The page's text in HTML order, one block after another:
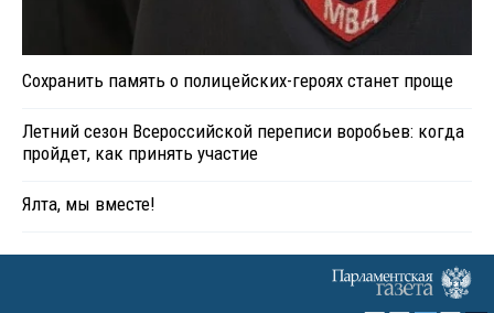
Сохранить память о полицейских-героях станет проще
Летний сезон Всероссийской переписи воробьев: когда
пройдет, как принять участие
Ялта, мы вместе!